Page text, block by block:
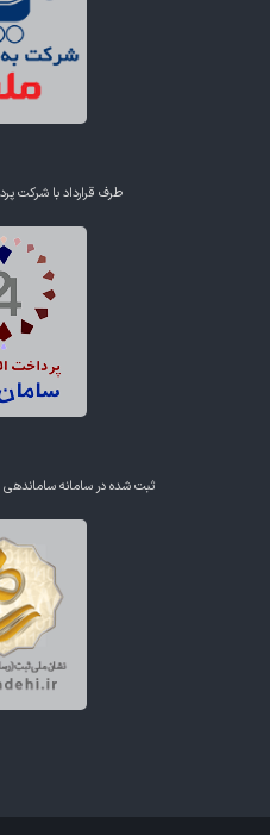
طرف قرارداد با شرکت
ثبت شده در سامانه